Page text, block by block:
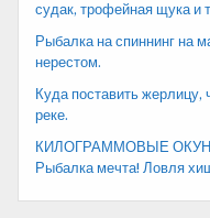
судак, трофейная щука и
Рыбалка на спиннинг на
нерестом.
Куда поставить
реке.
КИЛОГРАММОВЫЕ
Рыбалка мечта! Ловля